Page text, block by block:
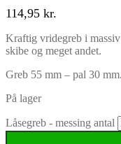
114,95 kr.
Kraftig vridegreb i
skibe og meget andet.
Greb 55 mm – pal 30 mm.
På lager
Låsegreb - messing antal